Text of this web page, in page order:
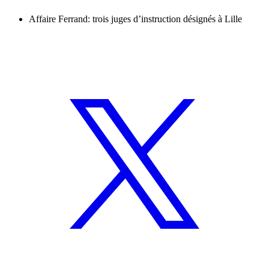
Affaire Ferrand: trois juges d’instruction désignés à Lille